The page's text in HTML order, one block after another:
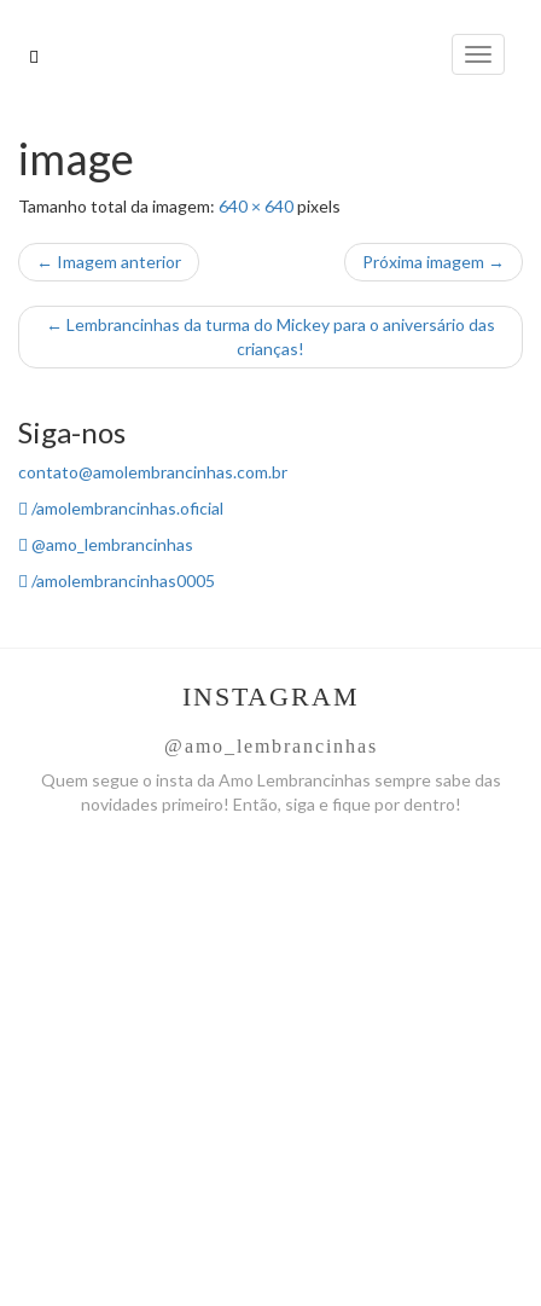
para
Alternar
image
Tamanho total da imagem: 640 × 640pixels
← Imagem anterior Próxima imagem →
← Lembrancinhas da turma do Mickey para o aniversário das
crianças!
Siga-nos
contato@amolembrancinhas.com.br
/amolembrancinhas.oficial
@amo_lembrancinhas
/amolembrancinhas0005
INSTAGRAM
@amo_lembrancinhas
Quem segue o insta da Amo Lembrancinhas sempre sabe das
novidades primeiro! Então, siga e fique por dentro!